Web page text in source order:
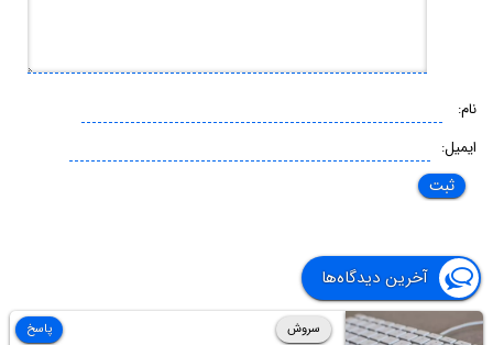
نام:
ایمیل:
آخرین دیدگاه‌ها
سروش
پاسخ